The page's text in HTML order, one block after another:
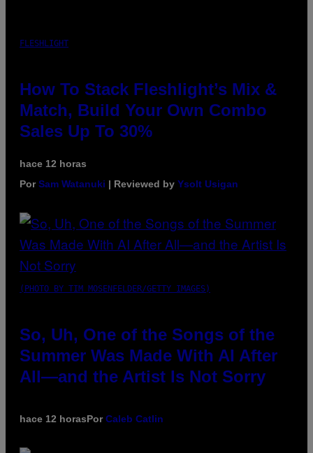
FLESHLIGHT
How To Stack Fleshlight’s Mix &
Match, Build Your Own Combo
Sales Up To 30%
hace 12 horas
PorSam Watanuki | Reviewed by Ysolt Usigan
(PHOTO BY TIM MOSENFELDER/GETTY IMAGES)
So, Uh, One of the Songs of the
Summer Was Made With AI After
All—and the Artist Is Not Sorry
hace 12 horasPorCaleb Catlin